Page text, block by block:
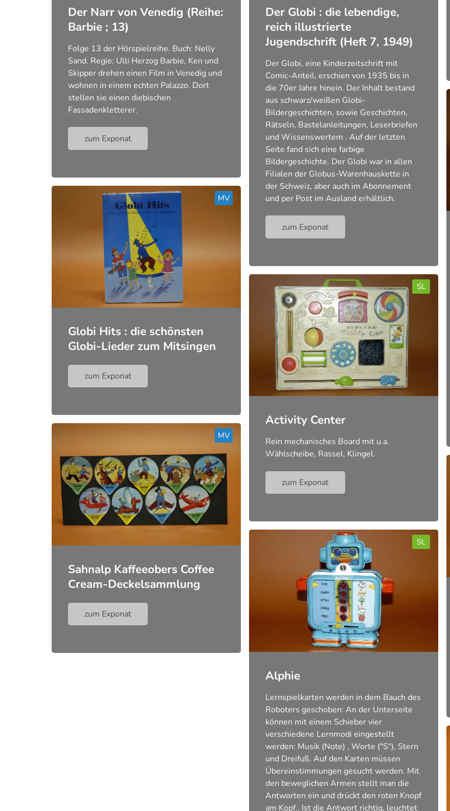
Der Narr von Venedig (Reihe:
Barbie ; 13)
Folge 13 der Hörspielreihe. Buch: Nelly
Sand. Regie: Ulli Herzog Barbie, Ken und
Skipper drehen einen Film in Venedig und
wohnen in einem echten Palazzo. Dort
stellen sie einen diebischen
Fassadenkletterer.
zum Exponat
Globi Hits : die schönsten
Globi-Lieder zum Mitsingen
zum Exponat
Sahnalp Kaffeeobers Coffee
Cream-Deckelsammlung
zum Exponat
Der Globi : die lebendige,
reich illustrierte
Jugendschrift (Heft 7, 1949)
Der Globi, eine Kinderzeitschrift mit
Comic-Anteil, erschien von 1935 bis in
die 70er Jahre hinein. Der Inhalt bestand
aus schwarz/weißen Globi-
Bildergeschichten, sowie Geschichten,
Rätseln, Bastelanleitungen, Leserbriefen
und Wissenswertem . Auf der letzten
Seite fand sich eine farbige
Bildergeschichte. Der Globi war in allen
Filialen der Globus-Warenhauskette in
der Schweiz, aber auch im Abonnement
und per Post im Ausland erhältlich.
zum Exponat
Activity Center
Rein mechanisches Board mit u.a.
Wählscheibe, Rassel, Klingel.
zum Exponat
Alphie
Lernspielkarten werden in dem Bauch des
Roboters geschoben: An der Unterseite
können mit einem Schieber vier
verschiedene Lernmodi eingestellt
werden: Musik (Note) , Worte ("S"), Stern
und Dreifuß. Auf den Karten müssen
Übereinstimmungen gesucht werden. Mit
den beweglichen Armen stellt man die
Antworten ein und drückt den roten Knopf
am Kopf.. Ist die Antwort richtig, leuchtet